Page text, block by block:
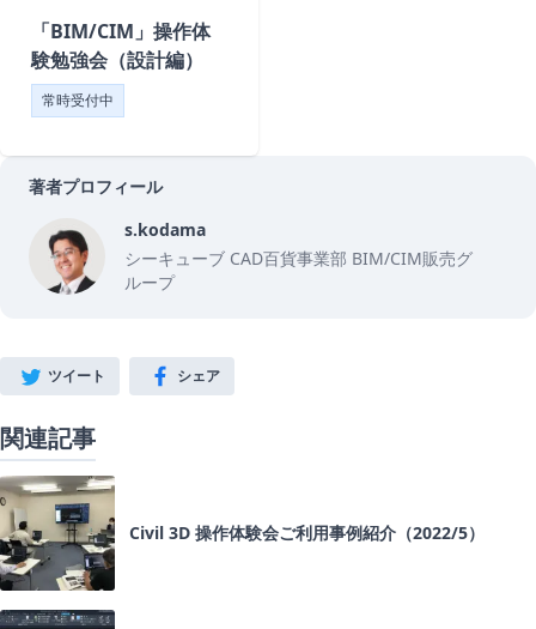
「BIM/CIM」操作体
験勉強会（設計編）
常時受付中
著者プロフィール
s.kodama
s.kodama
シーキューブ CAD百貨事業部 BIM/CIM販売グ
ループ
Twitterツイート Facebook
シェア
関連記事
Civil 3D 操作体験会ご利用事例紹介（2022/5）